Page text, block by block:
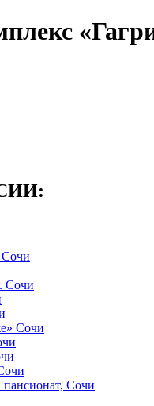
Сочи
Сочи
Сочи
Сочи